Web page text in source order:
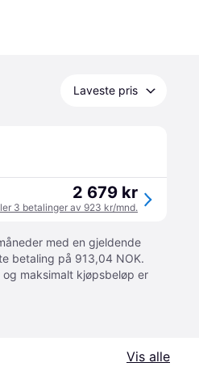
Laveste pris
2 679 kr
3 betalinger av 923 kr/mnd.
med en gjeldende
betaling på 913,04 NOK.
maksimalt kjøpsbeløp er
Vis alle